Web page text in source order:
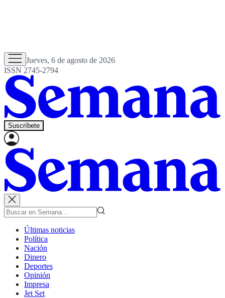
Jueves, 6 de agosto de 2026
ISSN 2745-2794
Suscríbete
Últimas noticias
Política
Nación
Dinero
Deportes
Opinión
Impresa
Jet Set